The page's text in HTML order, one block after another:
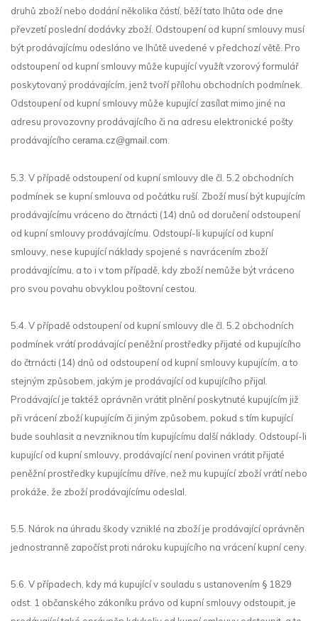
druhů zboží nebo dodání několika částí, běží tato lhůta ode dne
převzetí poslední dodávky zboží. Odstoupení od kupní smlouvy musí
být prodávajícímu odesláno ve lhůtě uvedené v předchozí větě. Pro
odstoupení od kupní smlouvy může kupující využít vzorový formulář
poskytovaný prodávajícím, jenž tvoří přílohu obchodních podmínek.
Odstoupení od kupní smlouvy může kupující zasílat mimo jiné na
adresu provozovny prodávajícího či na adresu elektronické pošty
prodávajícího cerama.cz@gmail.com
5.3. V případě odstoupení od kupní smlouvy dle čl. 5.2 obchodních
podmínek se kupní smlouva od počátku ruší. Zboží musí být kupujícím
prodávajícímu vráceno do čtrnácti (14) dnů od doručení odstoupení
od kupní smlouvy prodávajícímu. Odstoupí-li kupující od kupní
smlouvy, nese kupující náklady spojené s navrácením zboží
prodávajícímu, a to i v tom případě, kdy zboží nemůže být vráceno
pro svou povahu obvyklou poštovní cestou.
5.4. V případě odstoupení od kupní smlouvy dle čl. 5.2 obchodních
podmínek vrátí prodávající peněžní prostředky přijaté od kupujícího
do čtrnácti (14) dnů od odstoupení od kupní smlouvy kupujícím, a to
stejným způsobem, jakým je prodávající od kupujícího přijal.
Prodávající je taktéž oprávněn vrátit plnění poskytnuté kupujícím již
při vrácení zboží kupujícím či jiným způsobem, pokud s tím kupující
bude souhlasit a nevzniknou tím kupujícímu další náklady. Odstoupí-li
kupující od kupní smlouvy, prodávající není povinen vrátit přijaté
peněžní prostředky kupujícímu dříve, než mu kupující zboží vrátí nebo
prokáže, že zboží prodávajícímu odeslal.
5.5. Nárok na úhradu škody vzniklé na zboží je prodávající oprávněn
jednostranně započíst proti nároku kupujícího na vrácení kupní ceny.
5.6. V případech, kdy má kupující v souladu s ustanovením § 1829
odst. 1 občanského zákoníku právo od kupní smlouvy odstoupit, je